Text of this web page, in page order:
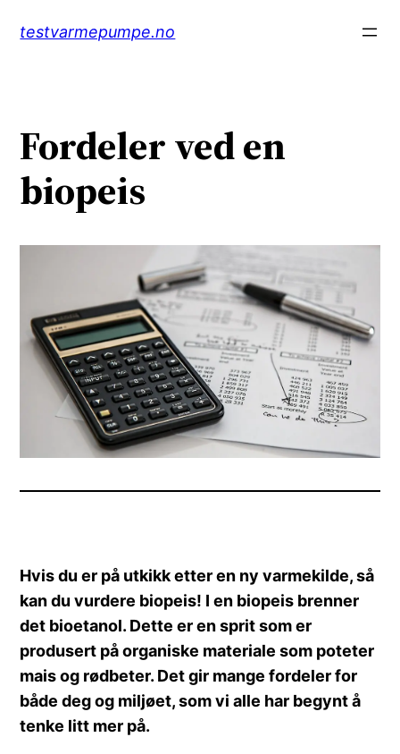
testvarmepumpe.no
Fordeler ved en
biopeis
Hvis du er på utkikk etter en ny varmekilde, så
kan du vurdere biopeis! I en biopeis brenner
det bioetanol. Dette er en sprit som er
produsert på organiske materiale som poteter
mais og rødbeter. Det gir mange fordeler for
både deg og miljøet, som vi alle har begynt å
tenke litt mer på.